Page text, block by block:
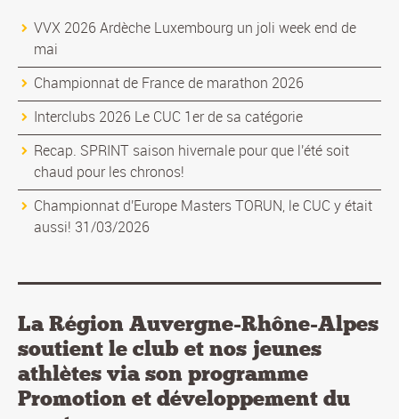
VVX 2026 Ardèche Luxembourg un joli week end de
mai
Championnat de France de marathon 2026
Interclubs 2026 Le CUC 1er de sa catégorie
Recap. SPRINT saison hivernale pour que l'été soit
chaud pour les chronos!
Championnat d'Europe Masters TORUN, le CUC y était
aussi! 31/03/2026
La Région Auvergne-Rhône-Alpes
soutient le club et nos jeunes
athlètes via son programme
Promotion et développement du